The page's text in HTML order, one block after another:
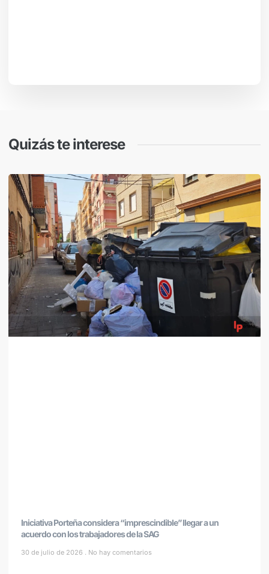
Quizás te interese
Iniciativa Porteña considera “imprescindible” llegar a un
acuerdo con los trabajadores de la SAG
30 de julio de 2026 No hay comentarios